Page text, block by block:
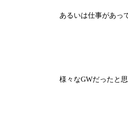
あるいは仕事があっ
様々なGWだったと思